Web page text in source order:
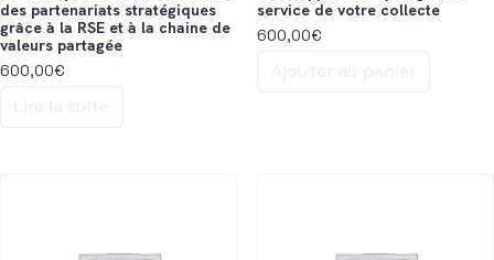
des partenariats stratégiques
grâce à la RSE et à la chaine de
valeurs partagée
600,00€
service de votre collecte
600,00€